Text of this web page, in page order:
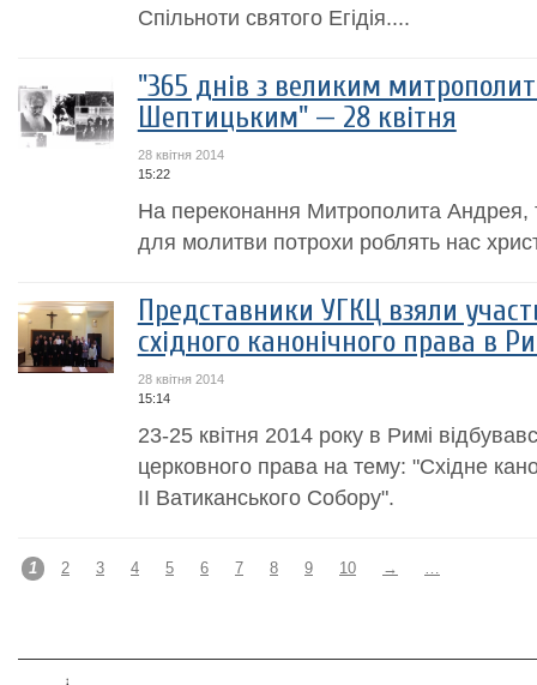
Спільноти святого Егідія....
"365 днів з великим
Шептицьким" — 28 квітня
28 квітня 2014
15:22
На переконання Митрополита Андрея,
для молитви потрохи роблять нас
Представники УГКЦ взяли
cхідного канонічного права в
28 квітня 2014
15:14
23-25 квітня 2014 року в Римі
церковного права на тему: "Східне
ІІ Ватиканського Собору".
1 2 3 4 5 6 7 8 9 10 → …